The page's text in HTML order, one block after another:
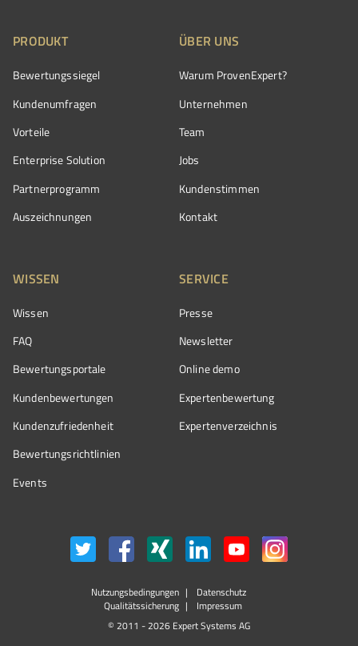
PRODUKT
Bewertungssiegel
Kundenumfragen
Vorteile
Enterprise Solution
Partnerprogramm
Auszeichnungen
ÜBER UNS
Warum ProvenExpert?
Unternehmen
Team
Jobs
Kundenstimmen
Kontakt
WISSEN
Wissen
FAQ
Bewertungsportale
Kundenbewertungen
Kundenzufriedenheit
Bewertungs­richtlinien
Events
SERVICE
Presse
Newsletter
Online demo
Expertenbewertung
Expertenverzeichnis
Nutzungsbedingungen
Datenschutz
Qualitätssicherung
Impressum
© 2011 - 2026 Expert Systems AG